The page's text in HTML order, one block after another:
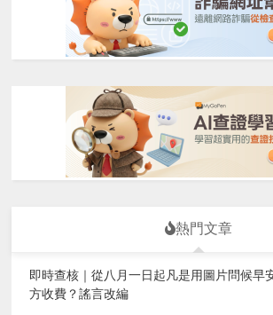
熱門文章
即時查核｜從八月一日起凡是用圖片問候早
方收費？謠言改編